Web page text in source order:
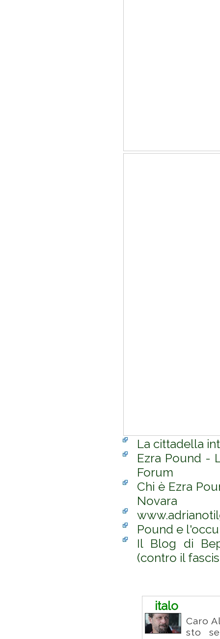
La cittadella
Ezra Pound -
Forum
Chi è Ezra
Novara
Pound e
Il Blog di
(contro il
italo
Caro
sto